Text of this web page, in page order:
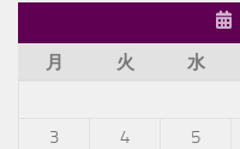
月
火 水
3
4 5